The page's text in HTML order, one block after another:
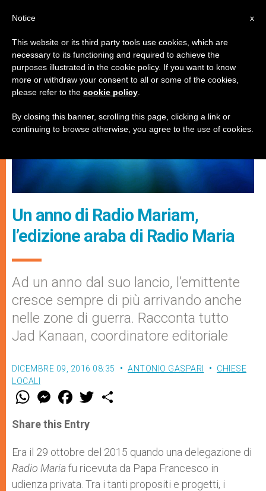
CHIESE LOCALI
Un anno di Radio Mariam,
l’edizione araba di Radio Maria
Ad un anno dal suo lancio, l’emittente
cresce sempre di più arrivando anche
nelle zone di guerra. Racconta tutto
Jad Kanaan, coordinatore editoriale
DICEMBRE 09, 2016 08:35 ANTONIO GASPARI
CHIESE
LOCALI
W
t
s
p
p
M
e
s
e
g
e
r
F
a
e
b
o
k
w
r
Share this Entry
Era il 29 ottobre del 2015 quando una delegazione di
Radio Mariafu ricevuta da Papa Francesco in
udienza privata. Tra i tanti propositi e progetti, i
x
Notice
This website or its third party tools use cookies, which are
necessary to its functioning and required to achieve the
purposes illustrated in the cookie policy. If you want to know
more or withdraw your consent to all or some of the cookies,
please refer to the cookie policy
By closing this banner, scrolling this page, clicking a link or
continuing to browse otherwise, you agree to the use of cookies.